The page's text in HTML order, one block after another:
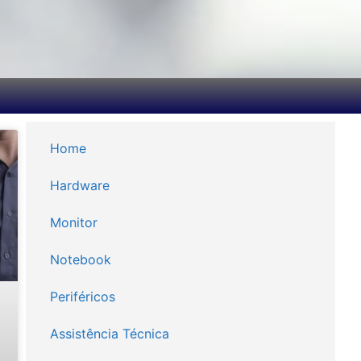
Home
Hardware
Monitor
Notebook
Periféricos
Assistência Técnica